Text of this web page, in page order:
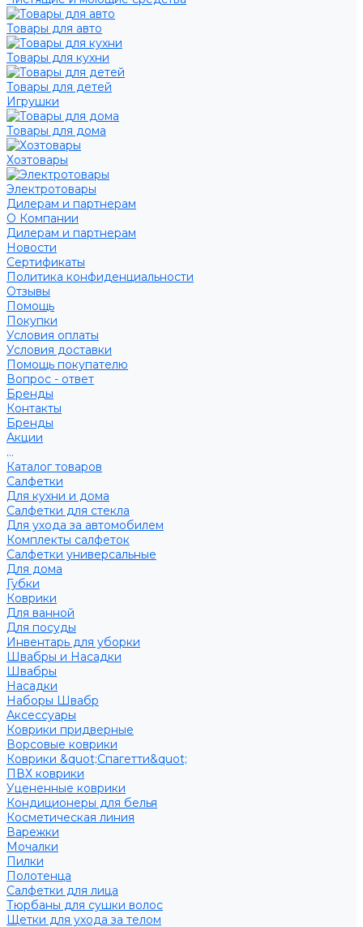
Товары для авто
Товары для кухни
Товары для детей
Игрушки
Товары для дома
Хозтовары
Электротовары
Дилерам и партнерам
О Компании
Дилерам и партнерам
Новости
Сертификаты
Политика конфиденциальности
Отзывы
Помощь
Покупки
Условия оплаты
Условия доставки
Помощь покупателю
Вопрос - ответ
Бренды
Контакты
Бренды
Акции
...
Каталог товаров
Салфетки
Для кухни и дома
Салфетки для стекла
Для ухода за автомобилем
Комплекты салфеток
Салфетки универсальные
Для дома
Губки
Коврики
Для ванной
Для посуды
Инвентарь для уборки
Швабры и Насадки
Швабры
Насадки
Наборы Швабр
Аксессуары
Коврики придверные
Ворсовые коврики
Коврики &quot;Спагетти&quot;
ПВХ коврики
Уцененные коврики
Кондиционеры для белья
Косметическая линия
Варежки
Мочалки
Пилки
Полотенца
Салфетки для лица
Тюрбаны для сушки волос
Щетки для ухода за телом